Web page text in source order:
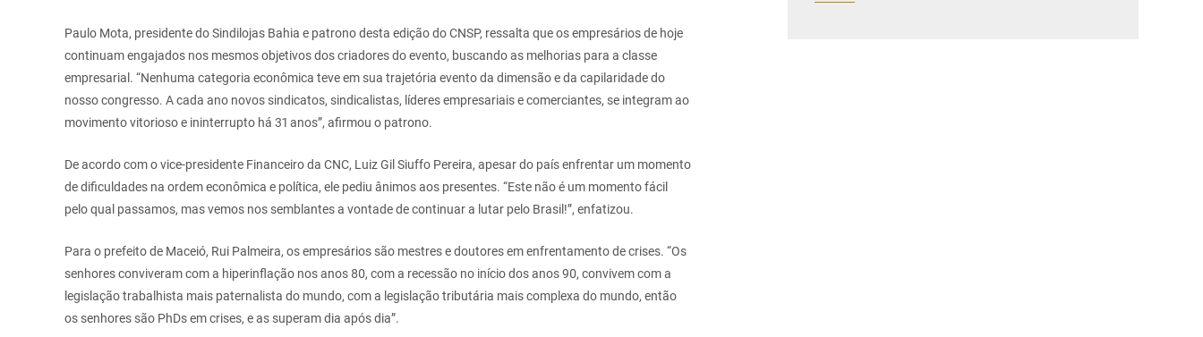
Paulo Mota, presidente do Sindilojas Bahia e patrono desta edição do CNSP, ressalta que os empresários de hoje
continuam engajados nos mesmos objetivos dos criadores do evento, buscando as melhorias para a classe
empresarial. “Nenhuma categoria econômica teve em sua trajetória evento da dimensão e da capilaridade do
nosso congresso. A cada ano novos sindicatos, sindicalistas, líderes empresariais e comerciantes, se integram ao
movimento vitorioso e ininterrupto há 31 anos”, afirmou o patrono.
De acordo com o vice-presidente Financeiro da CNC, Luiz Gil Siuffo Pereira, apesar do país enfrentar um momento
de dificuldades na ordem econômica e política, ele pediu ânimos aos presentes. “Este não é um momento fácil
pelo qual passamos, mas vemos nos semblantes a vontade de continuar a lutar pelo Brasil!”, enfatizou.
Para o prefeito de Maceió, Rui Palmeira, os empresários são mestres e doutores em enfrentamento de crises. “Os
senhores conviveram com a hiperinflação nos anos 80, com a recessão no início dos anos 90, convivem com a
legislação trabalhista mais paternalista do mundo, com a legislação tributária mais complexa do mundo, então
os senhores são PhDs em crises, e as superam dia após dia”.